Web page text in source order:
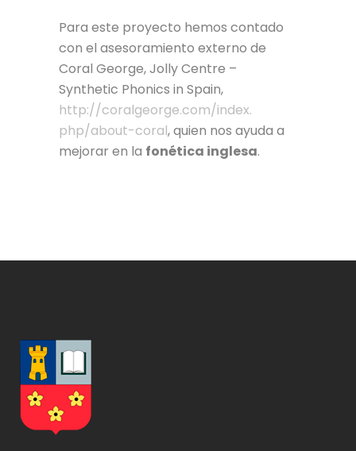
Para este proyecto hemos contado
con el asesoramiento externo de
Coral George, Jolly Centre –
Synthetic Phonics in Spain,
http://coralgeorge.com/index.
php/about-coral, quien nos ayuda a
mejorar en la fonética inglesa.